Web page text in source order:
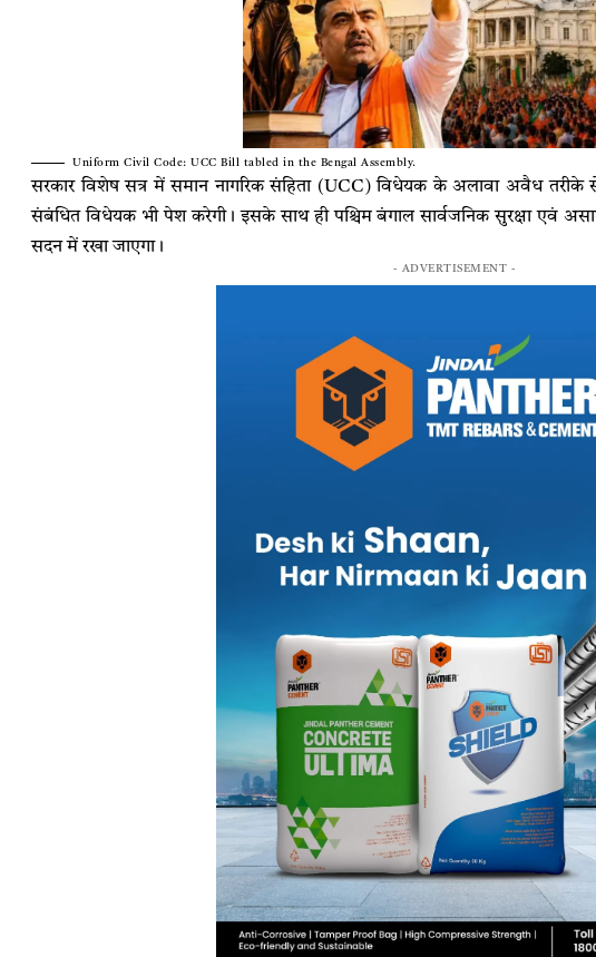
Uniform Civil Code: UCC Bill tabled in the Bengal Assembly.
सरकार विशेष सत्र में समान नागरिक संहिता (UCC) विधेयक के अलावा अवैध तरीके
संबंधित विधेयक भी पेश करेगी। इसके साथ ही पश्चिम बंगाल सार्वजनिक सुरक्षा एवं
सदन में रखा जाएगा।
- ADVERTISEMENT -